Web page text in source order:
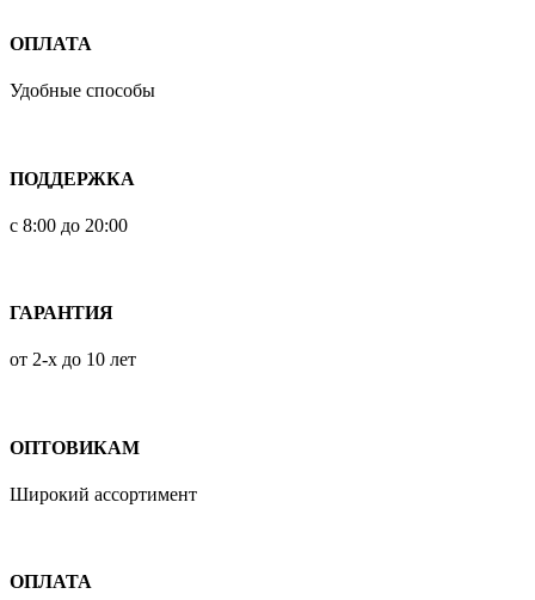
ОПЛАТА
Удобные способы
ПОДДЕРЖКА
с 8:00 до 20:00
ГАРАНТИЯ
от 2-х до 10 лет
ОПТОВИКАМ
Широкий ассортимент
ОПЛАТА